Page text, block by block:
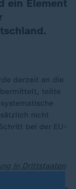
ein Element
derzeit an die
teilte
nicht
bei der EU-
in Drittstaaten